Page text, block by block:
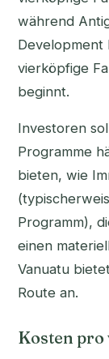
während
Development
vierköpfige
beginnt.
Investoren
Programme
bieten, wie
Programm),
einen
Vanuatu
Route an.
Kosten pro